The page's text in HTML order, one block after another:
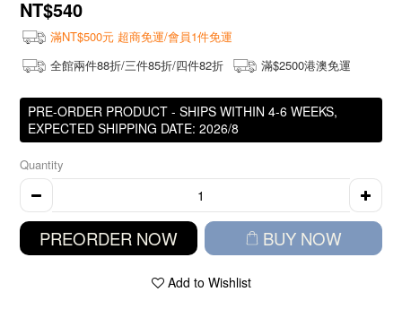
NT$540
滿NT$500元 超商免運/會員1件免運
全館兩件88折/三件85折/四件82折
滿$2500港澳免運
PRE-ORDER PRODUCT - SHIPS WITHIN 4-6 WEEKS,
EXPECTED SHIPPING DATE: 2026/8
Quantity
PREORDER NOW BUY NOW
Add to Wishlist